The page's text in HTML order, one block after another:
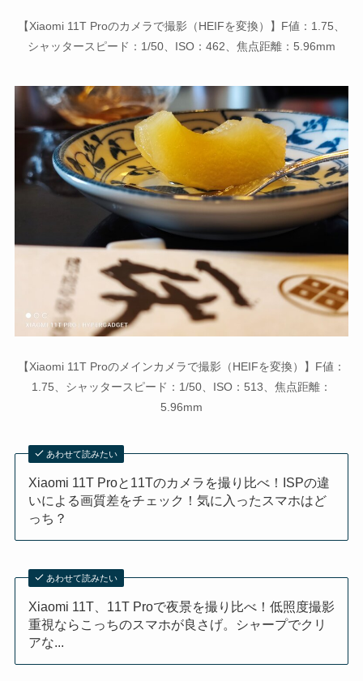
【Xiaomi 11T Proのカメラで撮影（HEIFを変換）】F値：1.75、
シャッタースピード：1/50、ISO：462、焦点距離：5.96mm
【Xiaomi 11T Proのメインカメラで撮影（HEIFを変換）】F値：
1.75、シャッタースピード：1/50、ISO：513、焦点距離：
5.96mm
あわせて読みたい
Xiaomi 11T Proと11Tのカメラを撮り比べ！ISPの違
いによる画質差をチェック！気に入ったスマホはど
っち？
あわせて読みたい
Xiaomi 11T、11T Proで夜景を撮り比べ！低照度撮影
重視ならこっちのスマホが良さげ。シャープでクリ
アな...